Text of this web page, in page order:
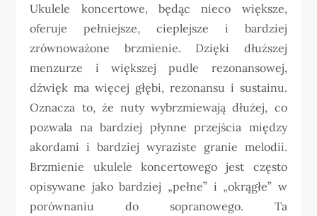
Ukulele koncertowe, będąc nieco większe,
oferuje pełniejsze, cieplejsze i bardziej
zrównoważone brzmienie. Dzięki dłuższej
menzurze i większej pudle rezonansowej,
dźwięk ma więcej głębi, rezonansu i sustainu.
Oznacza to, że nuty wybrzmiewają dłużej, co
pozwala na bardziej płynne przejścia między
akordami i bardziej wyraziste granie melodii.
Brzmienie ukulele koncertowego jest często
opisywane jako bardziej „pełne” i „okrągłe” w
porównaniu do sopranowego. Ta